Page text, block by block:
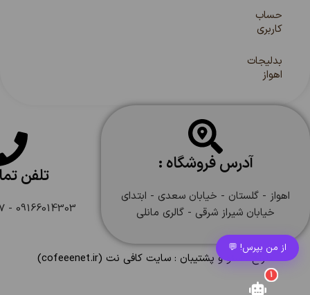
حساب
کاربری
بدلیجات
اهواز
آدرس فروشگاه :
اهواز - گلستان - خیابان سعدی - ابتدای
خیابان شیراز شرقی - گالری مانلی
تلفن
09166014303 - 09166108747
طراح ، سئو و پشتیبان : سایت کافی نت (cofeeenet.ir)
از من بپرس! 💬
1